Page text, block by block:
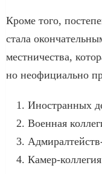
Кроме того,
стала
местничества,
но неофициально
Иностранных
Военная
Камер-коллегия